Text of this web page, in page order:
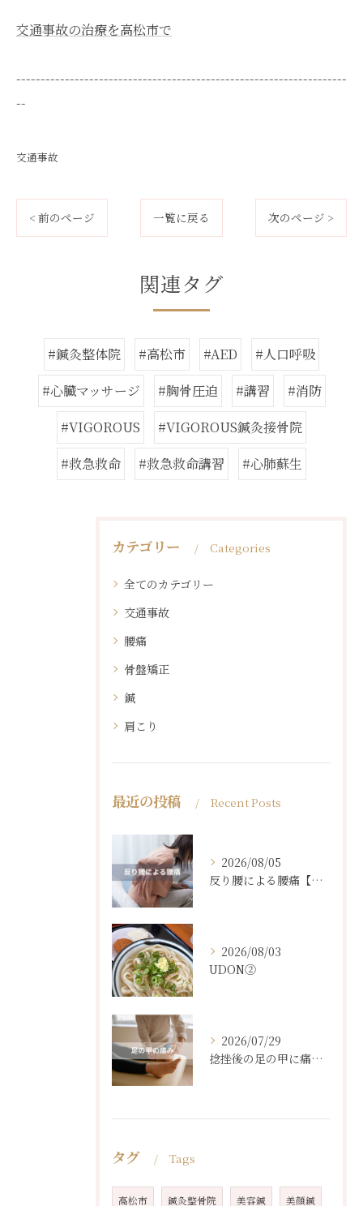
交通事故の治療を高松市で
--------------------------------------------------------------------
--
交通事故
< 前のページ 一覧に戻る 次のページ >
関連タグ
#鍼灸整体院 #高松市 #AED
#人口呼吸
#心臓マッサージ
#胸骨圧迫 #講習
#消防
#VIGOROUS
#VIGOROUS鍼灸接骨院
#救急救命
#救急救命講習 #心肺蘇生
カテゴリー Categories
全てのカテゴリー
交通事故
腰痛
骨盤矯正
鍼
肩こり
最近の投稿 Recent Posts
2026/08/05
反り腰による腰痛【３０代女性】
2026/08/03
UDON②
2026/07/29
捻挫後の足の甲に痛み【４０代女性】
タグ Tags
高松市 鍼灸整骨院 美容鍼 美顔鍼